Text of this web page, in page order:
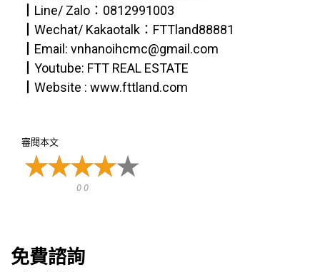
┃Line/ Zalo：0812991003
┃Wechat/ Kakaotalk：FTTland88881
┃Email: vnhanoihcmc@gmail.com
┃Youtube: FTT REAL ESTATE
┃Website : www.fttland.com
審閱本文
0 0
免費諮詢